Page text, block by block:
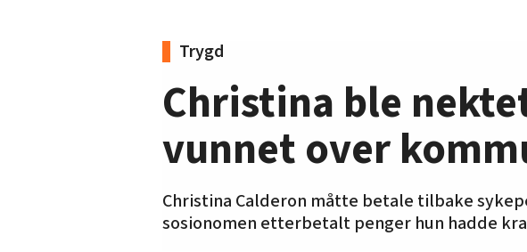
Trygd
Christina ble
vunnet over
Christina Calderon måtte betale tilbake
sosionomen etterbetalt penger hun hadde